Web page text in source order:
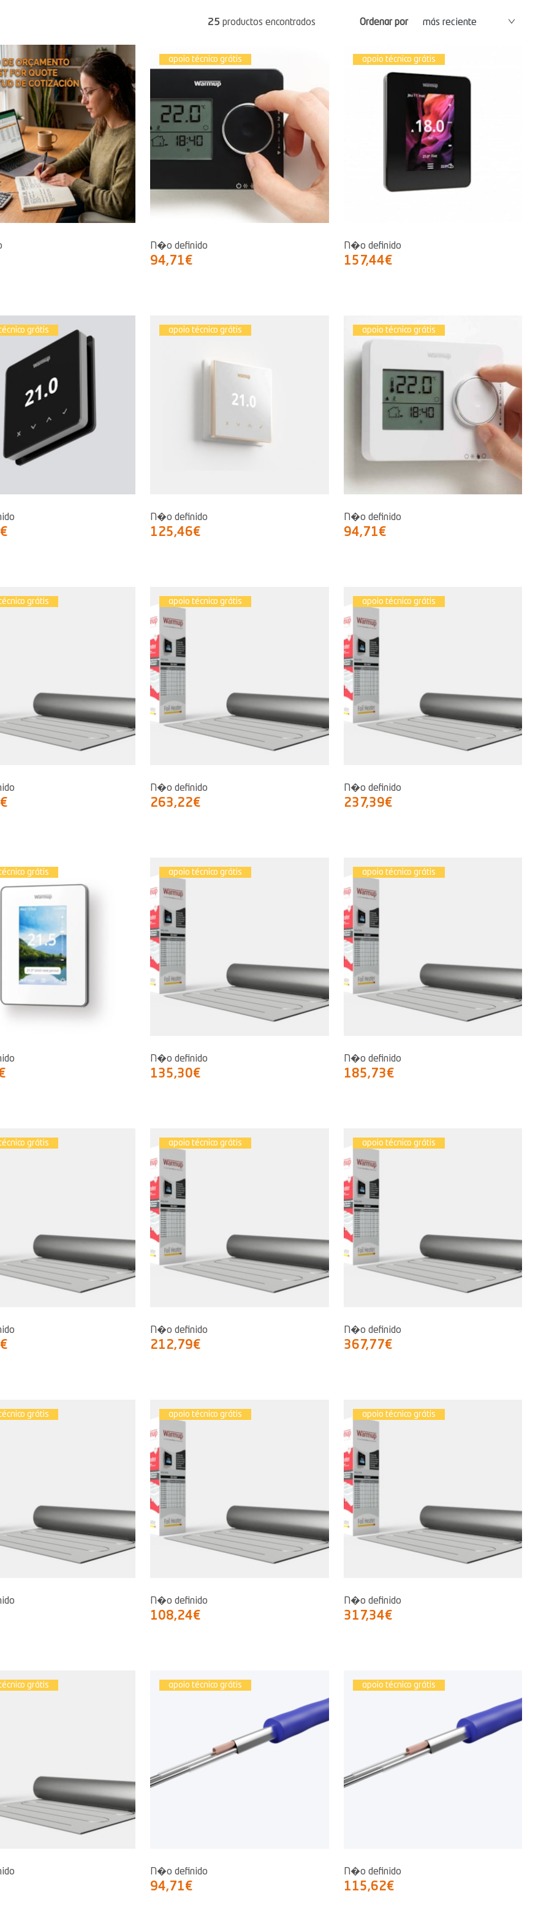
25 productos encontrados Ordenar por más reciente
apoio técnico grátis
N�o definido
94,71€
apoio técnico grátis
N�o definido
157,44€
grátis apoio técnico grátis
N�o definido
125,46€
apoio técnico grátis
N�o definido
94,71€
grátis apoio técnico grátis
N�o definido
263,22€
apoio técnico grátis
N�o definido
237,39€
grátis apoio técnico grátis
N�o definido
135,30€
apoio técnico grátis
N�o definido
185,73€
grátis apoio técnico grátis
N�o definido
212,79€
apoio técnico grátis
N�o definido
367,77€
grátis apoio técnico grátis
N�o definido
108,24€
apoio técnico grátis
N�o definido
317,34€
grátis apoio técnico grátis
N�o definido
94,71€
apoio técnico grátis
N�o definido
115,62€